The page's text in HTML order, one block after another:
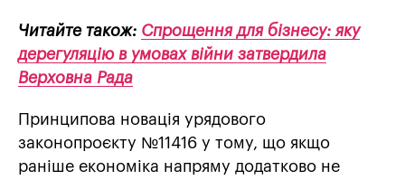
Читайте також: Спрощення для бізнесу: яку
дерегуляцію в умовах війни затвердила
Верховна Рада
Принципова новація урядового
законопроєкту №11416 у тому, що якщо
раніше економіка напряму додатково не